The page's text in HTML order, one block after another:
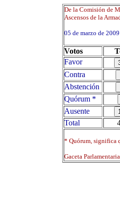
De la Comisión de
Ascensos de la
05 de marzo de
Votos
Favor
Contra
Abstención
Quórum *
Ausente
Total
* Quórum, significa
Gaceta